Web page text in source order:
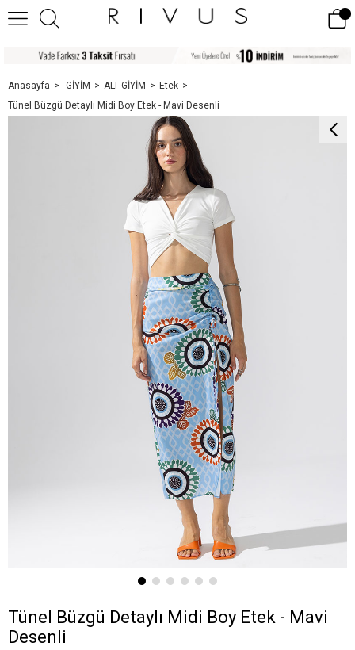
Anasayfa GİYİM ALT GİYİM
Etek
Tünel Büzgü Detaylı Midi Boy Etek - Mavi Desenli
Tünel Büzgü Detaylı Midi Boy Etek - Mavi
Desenli